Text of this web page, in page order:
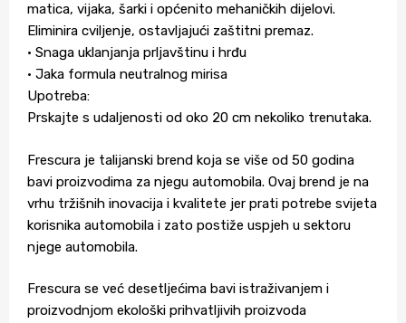
matica, vijaka, šarki i općenito mehaničkih dijelovi.
Eliminira cviljenje, ostavljajući zaštitni premaz.
• Snaga uklanjanja prljavštinu i hrđu
• Jaka formula neutralnog mirisa
Upotreba:
Prskajte s udaljenosti od oko 20 cm nekoliko trenutaka.
Frescura je talijanski brend koja se više od 50 godina
bavi proizvodima za njegu automobila. Ovaj brend je na
vrhu tržišnih inovacija i kvalitete jer prati potrebe svijeta
korisnika automobila i zato postiže uspjeh u sektoru
njege automobila.
Frescura se već desetljećima bavi istraživanjem i
proizvodnjom ekološki prihvatljivih proizvoda